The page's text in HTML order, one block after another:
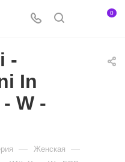
0
-
In
W -
— Женская —